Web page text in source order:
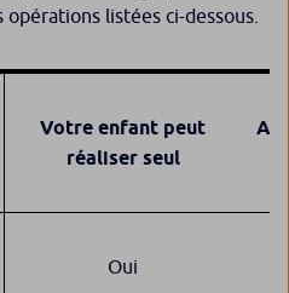
listées ci-dessous.
Votre enfant peut
réaliser seul
Oui